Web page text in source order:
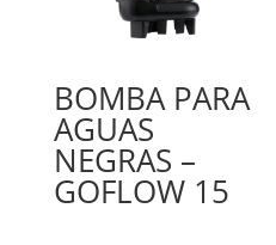
BOMBA PARA
AGUAS
NEGRAS –
GOFLOW 15